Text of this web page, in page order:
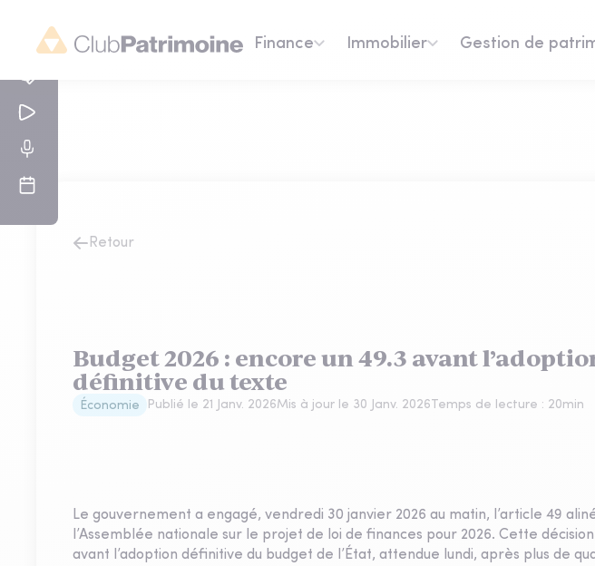
Finance Immobilier Gestion de
Retour
Budget 2026 : encore un 49.3 avant
définitive du texte
Économie Publié le 21 Janv. 2026Mis à jour le 30 Janv. 2026Temps de lecture : 20min
Le gouvernement a engagé, vendredi 30 janvier 2026 au matin, l’article 49
l’Assemblée nationale sur le projet de loi de finances pour 2026. Cette
avant l’adoption définitive du budget de l’État, attendue lundi, après plus de